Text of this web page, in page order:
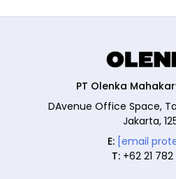
PT Olenka
DAvenue Office Space,
Jakarta,
E: [email
T: +62 21